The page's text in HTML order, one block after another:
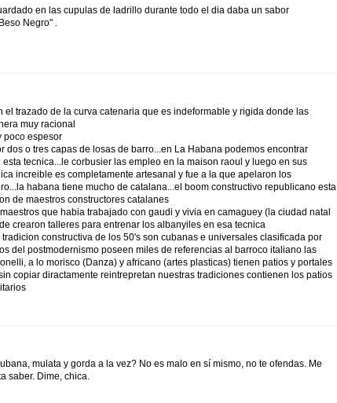
en las cupulas de ladrillo durante todo el dia daba un sabor
Negro" .
el trazado de la curva catenaria que es indeformable y rigida donde las
muy racional
poco espesor
dos o tres capas de losas de barro...en La Habana podemos encontrar
tecnica...le corbusier las empleo en la maison raoul y luego en sus
increible es completamente artesanal y fue a la que apelaron los
habana tiene mucho de catalana...el boom constructivo republicano esta
de maestros constructores catalanes
que habia trabajado con gaudi y vivia en camaguey (la ciudad natal
crearon talleres para entrenar los albanyiles en esa tecnica
constructiva de los 50's son cubanas e universales clasificada por
del postmodernismo poseen miles de referencias al barroco italiano las
a lo morisco (Danza) y africano (artes plasticas) tienen patios y portales
copiar diractamente reintrepretan nuestras tradiciones contienen los patios
mulata y gorda a la vez? No es malo en sí mismo, no te ofendas. Me
saber. Dime, chica.